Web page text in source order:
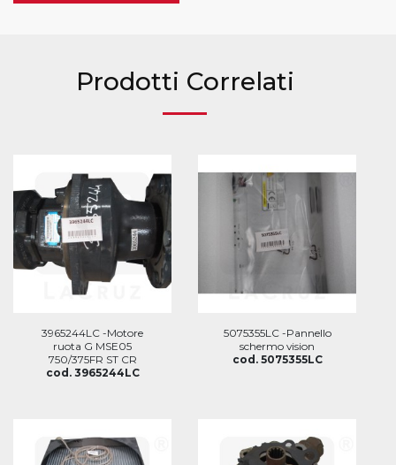
Prodotti Correlati
3965244LC -Motore
ruota G MSE05
750/375FR ST CR
cod. 3965244LC
5075355LC -Pannello
schermo vision
cod. 5075355LC